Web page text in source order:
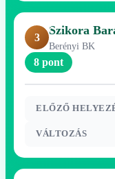
3
Szikora
Berényi BK
8 pont
ELŐZŐ
VÁLTOZÁS